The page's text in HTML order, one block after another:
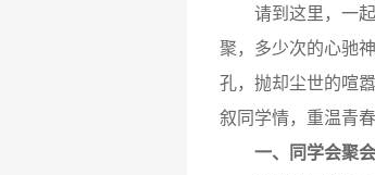
请到这里，一起
聚，多少次的心驰
孔，抛却尘世的喧
叙同学情，重温青
一、同学会聚